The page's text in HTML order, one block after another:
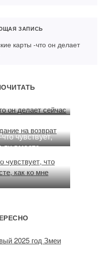
ЗАПИСЬ
карты -что он делает
на
чувствует,
ли вместе,